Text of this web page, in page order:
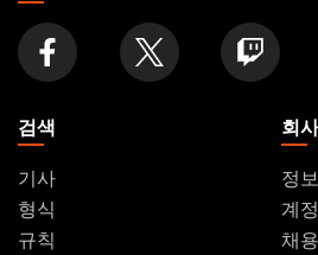
검색
기사
형식
규칙
회사
정보
계정
채용